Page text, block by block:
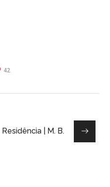
42
Residência | M. B.